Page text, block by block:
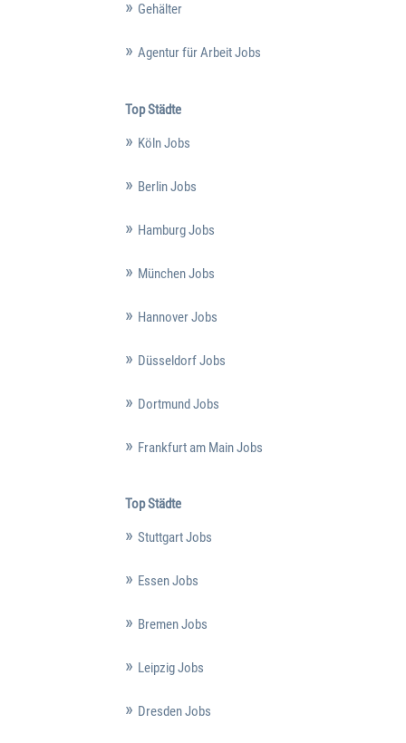
Gehälter
Agentur für Arbeit Jobs
Top Städte
Köln Jobs
Berlin Jobs
Hamburg Jobs
München Jobs
Hannover Jobs
Düsseldorf Jobs
Dortmund Jobs
Frankfurt am Main Jobs
Top Städte
Stuttgart Jobs
Essen Jobs
Bremen Jobs
Leipzig Jobs
Dresden Jobs